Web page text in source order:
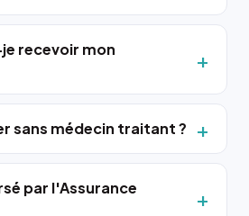
recevoir mon
sans médecin traitant ?
par l'Assurance